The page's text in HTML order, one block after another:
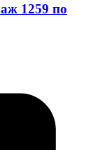
1259 по